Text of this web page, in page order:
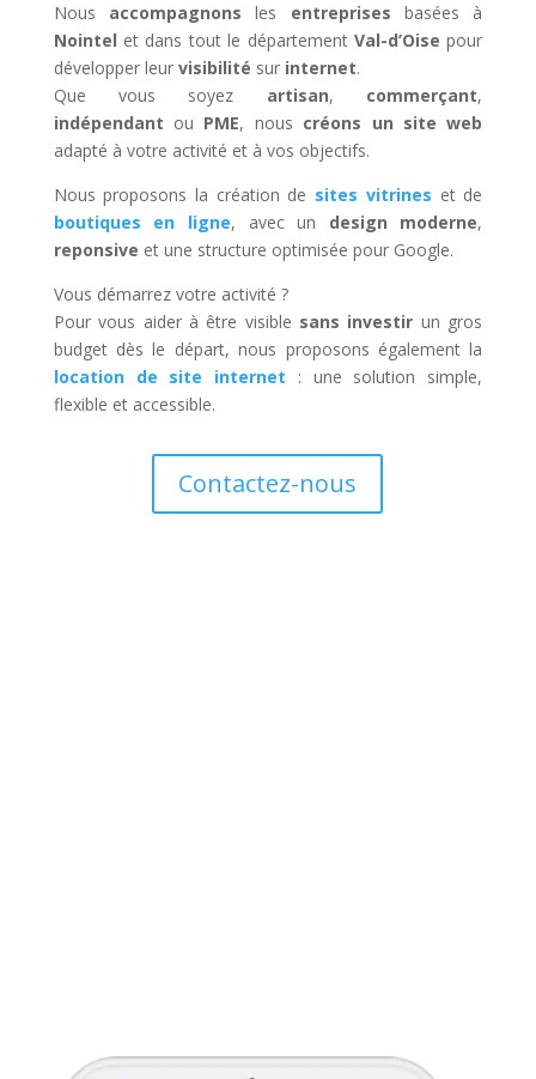
Nous accompagnons les entreprises basées à
Nointel et dans tout le départementVal-d’Oise pour
développer leur visibilité sur internet.
Que vous soyez artisan, commerçant,
indépendant ou PME, nous créons un site web
adapté à votre activité et à vos objectifs.
Nous proposons la création de sites vitrines et de
boutiques en ligne, avec un design moderne,
reponsive et une structure optimisée pour Google.
Vous démarrez votre activité ?
Pour vous aider à être visible sans investir un gros
budget dès le départ, nous proposons également la
location de site internet : une solution simple,
flexible et accessible.
Contactez-nous